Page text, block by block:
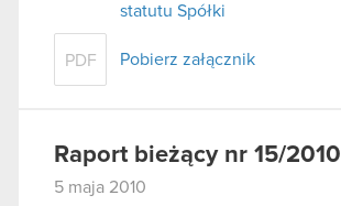
statutu Spółki
PDF Pobierz załącznik
Raport bieżący nr 15/2010
5 maja 2010